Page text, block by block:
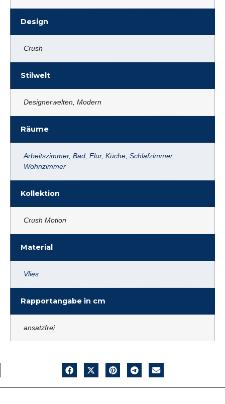
Design
Crush
Stilwelt
Designerwelten, Modern
Räume
Arbeitszimmer, Bad Flur, Küche Schlafzimmer,
Wohnzimmer
Kollektion
Crush Motion
Material
Vlies
Rapportangabe in cm
ansatzfrei